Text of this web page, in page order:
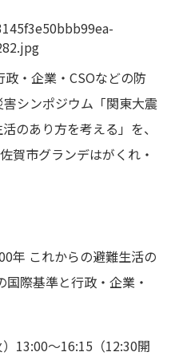
・企業・CSOなどの防
シンポジウム「関東大震
のあり方を考える」を、
賀市グランデはがくれ・
年 これからの避難生活の
際基準と行政・企業・
13:00～16:15（12:30開